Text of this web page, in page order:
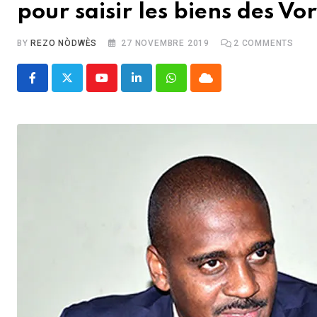
pour saisir les biens des
BY REZO NÒDWÈS 27 NOVEMBRE 2019 2 COMMENTS
YoutubeLinkedInWhatsappCloud